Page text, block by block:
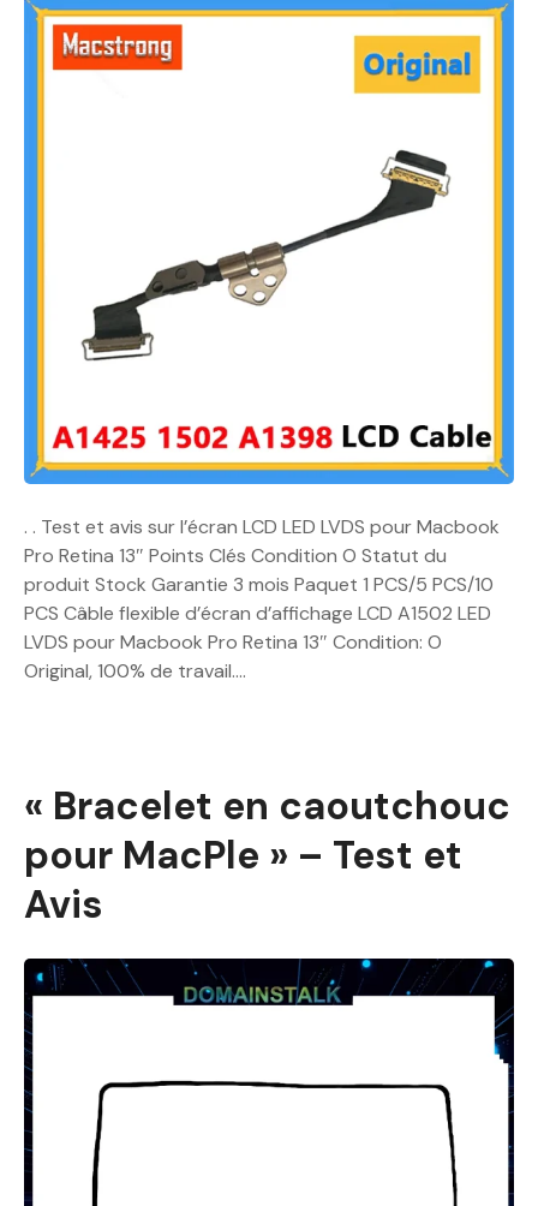
. . Test et avis sur l’écran LCD LED LVDS pour Macbook
Pro Retina 13″ Points Clés Condition O Statut du
produit Stock Garantie 3 mois Paquet 1 PCS/5 PCS/10
PCS Câble flexible d’écran d’affichage LCD A1502 LED
LVDS pour Macbook Pro Retina 13″ Condition: O
Original, 100% de travail….
« Bracelet en caoutchouc
pour MacPle » – Test et
Avis